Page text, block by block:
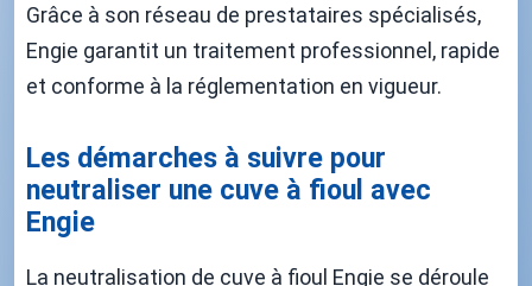
Grâce à son réseau de prestataires spécialisés,
Engie garantit un traitement professionnel, rapide
et conforme à la réglementation en vigueur.
Les démarches à suivre pour
neutraliser une cuve à fioul avec
Engie
La neutralisation de cuve à fioul Engie se déroule